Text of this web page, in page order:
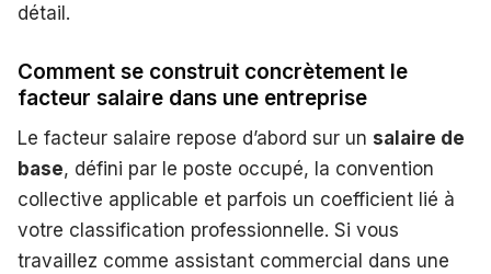
détail.
Comment se construit concrètement le
facteur salaire dans une entreprise
Le facteur salaire repose d’abord sur un salaire de
base, défini par le poste occupé, la convention
collective applicable et parfois un coefficient lié à
votre classification professionnelle. Si vous
travaillez comme assistant commercial dans une